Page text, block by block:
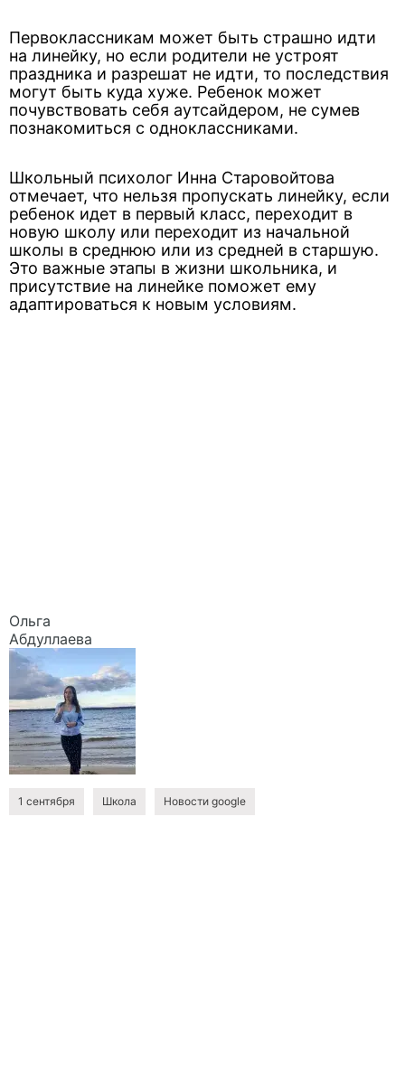
Первоклассникам может быть страшно идти
на линейку, но если родители не устроят
праздника и разрешат не идти, то последствия
могут быть куда хуже. Ребенок может
почувствовать себя аутсайдером, не сумев
познакомиться с одноклассниками.
Школьный психолог Инна Старовойтова
отмечает, что нельзя пропускать линейку, если
ребенок идет в первый класс, переходит в
новую школу или переходит из начальной
школы в среднюю или из средней в старшую.
Это важные этапы в жизни школьника, и
присутствие на линейке поможет ему
адаптироваться к новым условиям.
Ольга
Абдуллаева
1 сентября Школа Новости google